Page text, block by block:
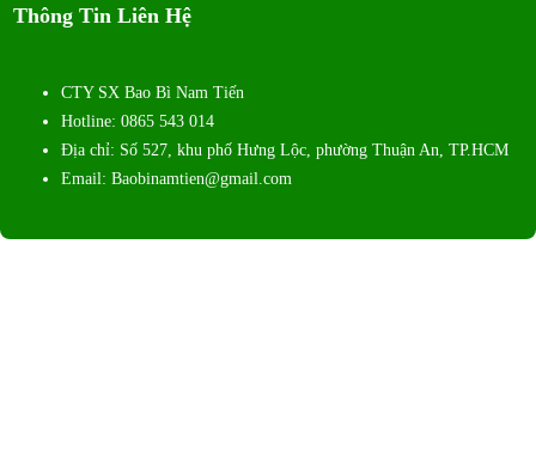
Thông Tin Liên Hệ
CTY SX Bao Bì Nam Tiến
Hotline: 0865 543 014
Địa chỉ: Số 527, khu phố Hưng Lộc, phường Thuận An, TP.HCM
Email: Baobinamtien@gmail.com